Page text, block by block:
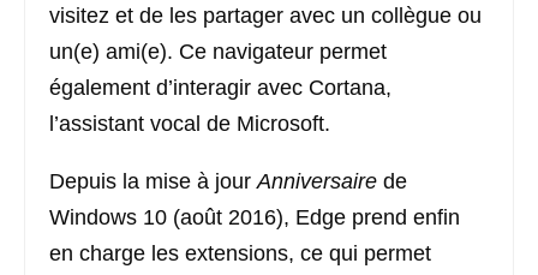
visitez et de les partager avec un collègue ou
un(e) ami(e). Ce navigateur permet
également d’interagir avec Cortana,
l’assistant vocal de Microsoft.
Depuis la mise à jour Anniversaire de
Windows 10 (août 2016), Edge prend enfin
en charge les extensions, ce qui permet